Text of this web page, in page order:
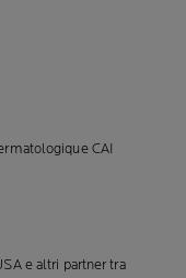
CAI
e altri partner tra